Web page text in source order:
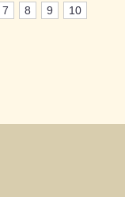
7 8 9
10